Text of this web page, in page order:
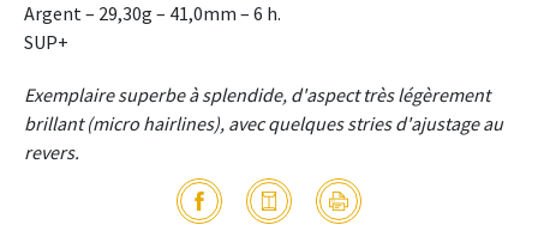
Argent – 29,30g – 41,0mm – 6 h.
SUP+
Exemplaire superbe à splendide, d'aspect très légèrement
brillant (micro hairlines), avec quelques stries d'ajustage au
revers.